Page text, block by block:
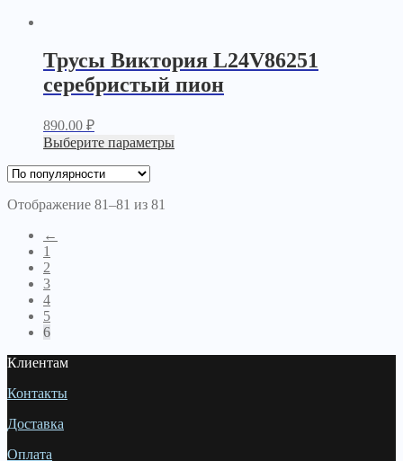
Трусы Виктория L24V86251
серебристый пион
890.00 ₽
Выберите параметры
Отображение 81–81 из 81
←
1
2
3
4
5
6
Клиентам
Контакты
Доставка
Оплата